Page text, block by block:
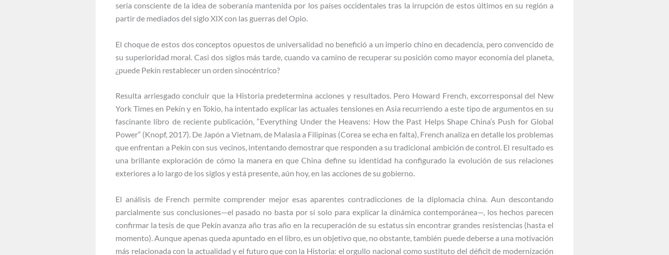
sería consciente de la idea de soberanía mantenida por los países occidentales tras la irrupción de estos últimos en su región a
partir de mediados del siglo XIX con las guerras del Opio.
El choque de estos dos conceptos opuestos de universalidad no benefició a un imperio chino en decadencia, pero convencido de
su superioridad moral. Casi dos siglos más tarde, cuando va camino de recuperar su posición como mayor economía del planeta,
¿puede Pekín restablecer un orden sinocéntrico?
Resulta arriesgado concluir que la Historia predetermina acciones y resultados. Pero Howard French, excorresponsal del New
York Times en Pekín y en Tokio, ha intentado explicar las actuales tensiones en Asia recurriendo a este tipo de argumentos en su
fascinante libro de reciente publicación, “Everything Under the Heavens: How the Past Helps Shape China’s Push for Global
Power” (Knopf, 2017). De Japón a Vietnam, de Malasia a Filipinas (Corea se echa en falta), French analiza en detalle los problemas
que enfrentan a Pekín con sus vecinos, intentando demostrar que responden a su tradicional ambición de control. El resultado es
una brillante exploración de cómo la manera en que China define su identidad ha configurado la evolución de sus relaciones
exteriores a lo largo de los siglos y está presente, aún hoy, en las acciones de su gobierno.
El análisis de French permite comprender mejor esas aparentes contradicciones de la diplomacia china. Aun descontando
parcialmente sus conclusiones—el pasado no basta por sí solo para explicar la dinámica contemporánea—, los hechos parecen
confirmar la tesis de que Pekín avanza año tras año en la recuperación de su estatus sin encontrar grandes resistencias (hasta el
momento). Aunque apenas queda apuntado en el libro, es un objetivo que, no obstante, también puede deberse a una motivación
más relacionada con la actualidad y el futuro que con la Historia: el orgullo nacional como sustituto del déficit de modernización